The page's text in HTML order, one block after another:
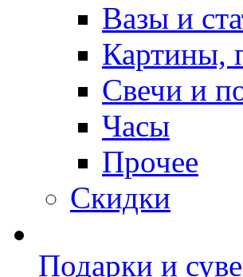
Вазы и
Картины,
Свечи и
Часы
Прочее
Скидки
Подарки и